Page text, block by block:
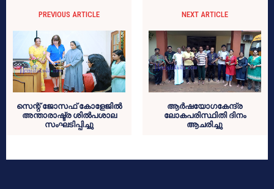
PREVIOUS ARTICLE
സെന്റ് ജോസഫ് കോളേജില്‍
അന്താരാഷ്ട്ര ശില്‍പശാല
സംഘടിപ്പിച്ചു
NEXT ARTICLE
ആര്‍ഷയോഗകേന്ദ്ര
ലോകപരിസ്ഥിതി ദിനം
ആചരിച്ചു